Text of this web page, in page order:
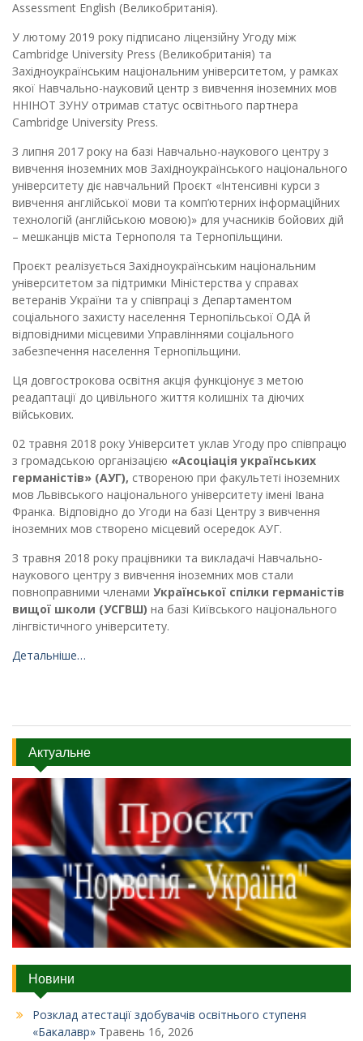
Assessment English (Великобританія).
У лютому 2019 року підписано ліцензійну Угоду між
Cambridge University Press (Великобританія) та
Західноукраїнським національним університетом, у рамках
якої Навчально-науковий центр з вивчення іноземних мов
ННІНОТ ЗУНУ отримав статус освітнього партнера
Cambridge University Press.
З липня 2017 року на базі Навчально-наукового центру з
вивчення іноземних мов Західноукраїнського національного
університету діє навчальний Проєкт «Інтенсивні курси з
вивчення англійської мови та комп’ютерних інформаційних
технологій (англійською мовою)» для учасників бойових дій
– мешканців міста Тернополя та Тернопільщини.
Проєкт реалізується Західноукраїнським національним
університетом за підтримки Міністерства у справах
ветеранів України та у співпраці з Департаментом
соціального захисту населення Тернопільської ОДА й
відповідними місцевими Управліннями соціального
забезпечення населення Тернопільщини.
Ця довгострокова освітня акція функціонує з метою
реадаптації до цивільного життя колишніх та діючих
військових.
02 травня 2018 року Університет уклав Угоду про співпрацю
з громадською організацією «Асоціація українських
германістів» (АУГ), створеною при факультеті іноземних
мов Львівського національного університету імені Івана
Франка. Відповідно до Угоди на базі Центру з вивчення
іноземних мов створено місцевий осередок АУГ.
З травня 2018 року працівники та викладачі Навчально-
наукового центру з вивчення іноземних мов стали
повноправними членами Української спілки германістів
вищої школи (УСГВШ) на базі Київського національного
лінгвістичного університету.
Детальніше…
Актуальне
Новини
Розклад атестації здобувачів освітнього ступеня
«Бакалавр» Травень 16, 2026